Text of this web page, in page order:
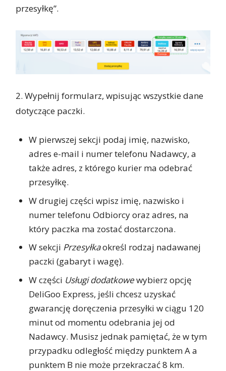
przesyłkę”.
2. Wypełnij formularz, wpisując wszystkie dane
dotyczące paczki.
W pierwszej sekcji podaj imię, nazwisko,
adres e-mail i numer telefonu Nadawcy, a
także adres, z którego kurier ma odebrać
przesyłkę.
W drugiej części wpisz imię, nazwisko i
numer telefonu Odbiorcy oraz adres, na
który paczka ma zostać dostarczona.
W sekcji Przesyłkaokreśl rodzaj nadawanej
paczki (gabaryt i wagę).
W części Usługi dodatkowewybierz opcję
DeliGoo Express, jeśli chcesz uzyskać
gwarancję doręczenia przesyłki w ciągu 120
minut od momentu odebrania jej od
Nadawcy. Musisz jednak pamiętać, że w tym
przypadku odległość między punktem A a
punktem B nie może przekraczać 8 km.